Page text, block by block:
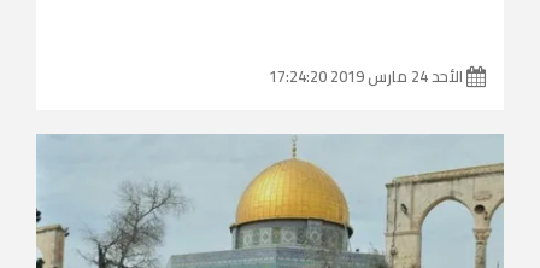
الأحد 24 مارس 2019 17:24:20